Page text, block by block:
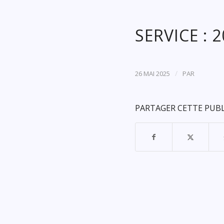
SERVICE :
26 MAI 2025 / PAR
PARTAGER CETTE